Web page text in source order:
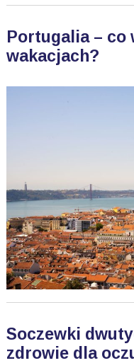
Portugalia – co
wakacjach?
Soczewki
zdrowie dla